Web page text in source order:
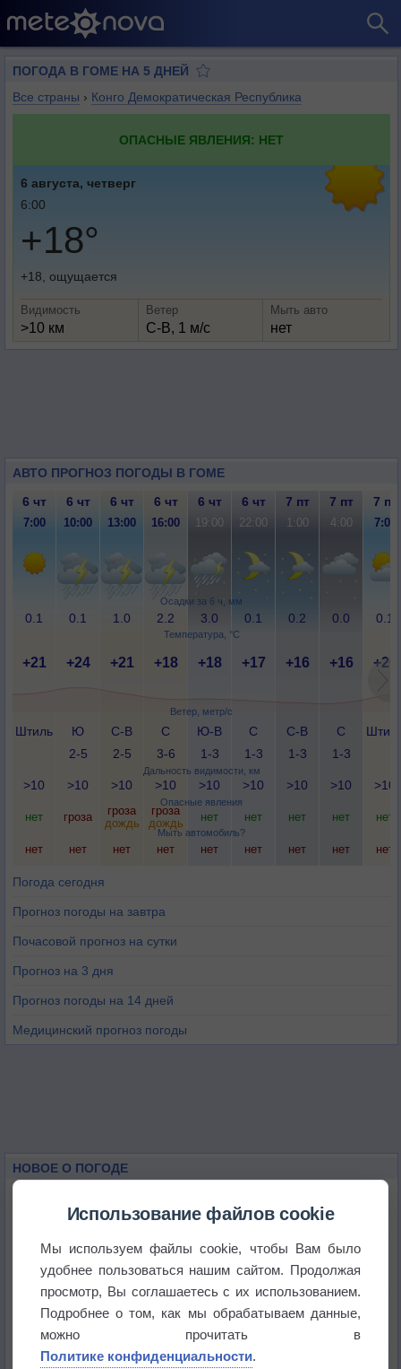
ПОГОДА В ГОМЕ НА 5 ДНЕЙ
Все страны › Конго Демократическая Республика
ОПАСНЫЕ ЯВЛЕНИЯ: НЕТ
6 августа, четверг
6:00
+18°
+18, ощущается
Видимость
>10 км
Ветер
С-В, 1 м/с
Мыть авто
нет
АВТО ПРОГНОЗ ПОГОДЫ В ГОМЕ
Осадки за 6 ч, мм
Температура, °C
Ветер, метр/с
Дальность видимости, км
Опасные явления
Мыть автомобиль?
6 чт 6 чт 6 чт 6 чт 6 чт 6 чт 7 пт 7 пт 7 пт
7:00 10:00 13:00 16:00 19:00 22:00 1:00 4:00 7:00
0.1 0.1 1.0 2.2 3.0 0.1 0.2 0.0 0.1
+21 +24 +21 +18 +18 +17 +16 +16 +20
Штиль
Ю
2-5
С-В
2-5
С
3-6
Ю-В
1-3
С
1-3
С-В
1-3
С
1-3
>10 >10 >10 >10 >10 >10 >10 >10 >10
нет гроза
гроза
дождь
гроза
дождь
нет нет нет нет нет
нет нет нет нет нет нет нет нет нет
Погода сегодня
Прогноз погоды на завтра
Почасовой прогноз на сутки
Прогноз на 3 дня
Прогноз погоды на 14 дней
Медицинский прогноз погоды
НОВОЕ О ПОГОДЕ
историю
В Центральной России наступают самые жаркие
дни этого лета
Дневная температура воздуха в ОАЭ превысила
+51°
Европейские столицы бьют рекорды жары
Использование файлов cookie
Мы используем файлы cookie, чтобы Вам было
удобнее пользоваться нашим сайтом. Продолжая
просмотр, Вы соглашаетесь с их использованием.
Подробнее о том, как мы обрабатываем данные,
можно прочитать в
Политике конфиденциальности.